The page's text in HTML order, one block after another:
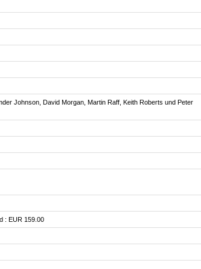
Johnson, David Morgan, Martin Raff, Keith Roberts und Peter
: EUR 159.00